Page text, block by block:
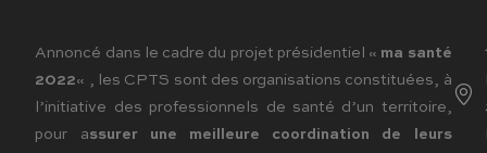
Annoncé dans le cadre du projet présidentiel « ma santé
2022« , les CPTS sont des organisations constituées, à
l’initiative des professionnels de santé d’un territoire,
pour assurer une meilleure coordination de leurs